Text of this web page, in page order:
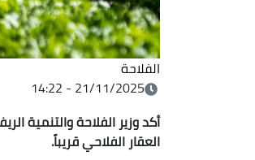
الفلاحة
21/11/2025 - 14:22
أكد وزير الفلاحة والتنمية
العقار الفلاحي قريباً.